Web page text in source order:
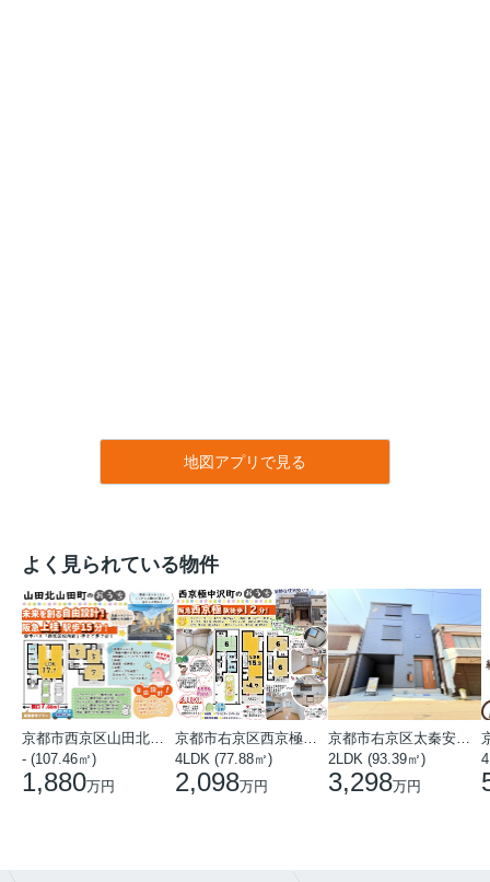
地図アプリで見る
よく見られている物件
京都市西京区山田北山田町
- (107.46㎡)
1,880万円
京都市右京区西京極中沢町
4LDK (77.88㎡)
2,098万円
京都市右京区太秦安井藤ノ木町
2LDK (93.39㎡)
3,298万円